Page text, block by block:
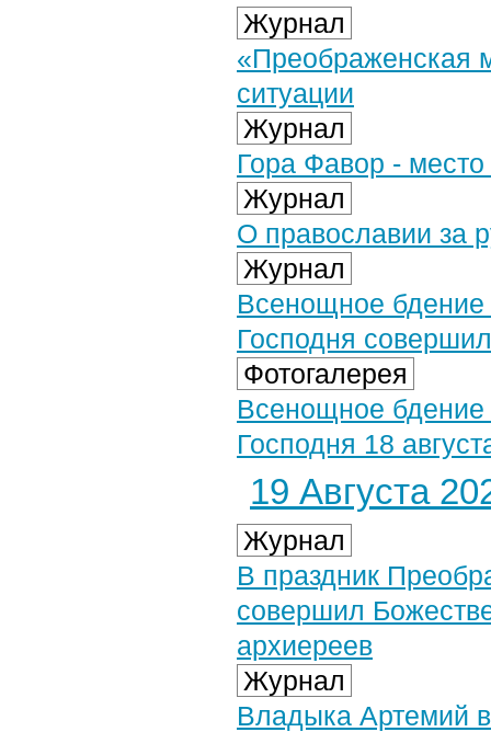
Журнал
«Преображенская
ситуации
Журнал
Гора Фавор -
Журнал
О православии за
Журнал
Всенощное бдение
Господня
Фотогалерея
Всенощное бдение
Господня 18
19 Августа
Журнал
В праздник
совершил
архиереев
Журнал
Владыка Артемий